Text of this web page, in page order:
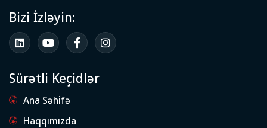
Bizi İzləyin:
Sürətli Keçidlər
Ana Səhifə
Haqqımızda